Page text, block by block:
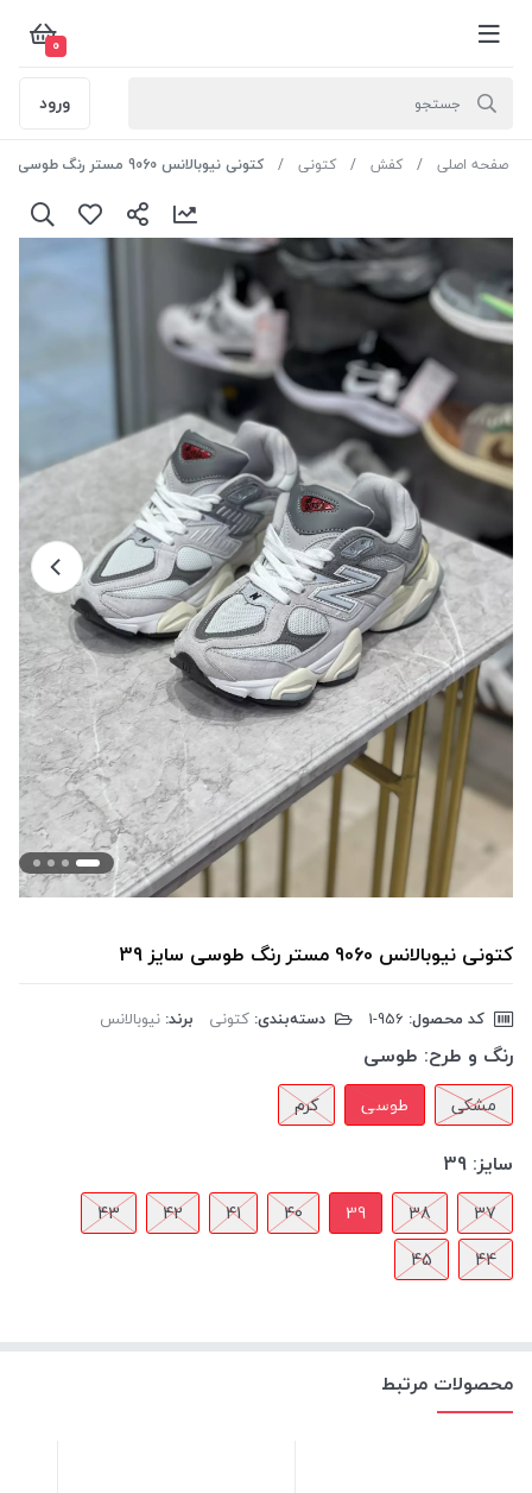
0
ورود
صفحه اصلی کفش کتونی کتونی نیوبالانس 9060 مستر رنگ طوسی سایز 39
کتونی نیوبالانس 9060 مستر رنگ طوسی سایز 39
کد محصول: دسته‌بندی: کتونی برند: نیوبالانس
رنگ و طرح: طوسی
مشکی طوسی کرم
سایز: 39
37
38
39
40
41
42
43
44
45
محصولات مرتبط